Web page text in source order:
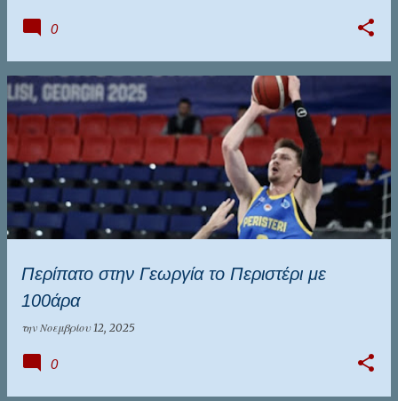
0
Περίπατο στην Γεωργία το Περιστέρι με
100άρα
την Νοεμβρίου 12, 2025
0